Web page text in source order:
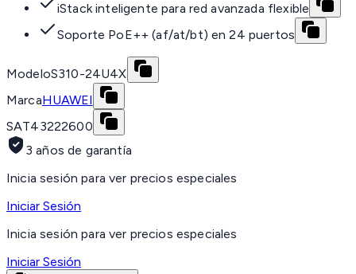
iStack inteligente para red avanzada flexible
Soporte PoE++ (af/at/bt) en 24 puertos
ModeloS310-24U4X
MarcaHUAWEI
SAT43222600
3 años de garantía
Inicia sesión para ver precios especiales
Iniciar Sesión
Inicia sesión para ver precios especiales
Iniciar Sesión